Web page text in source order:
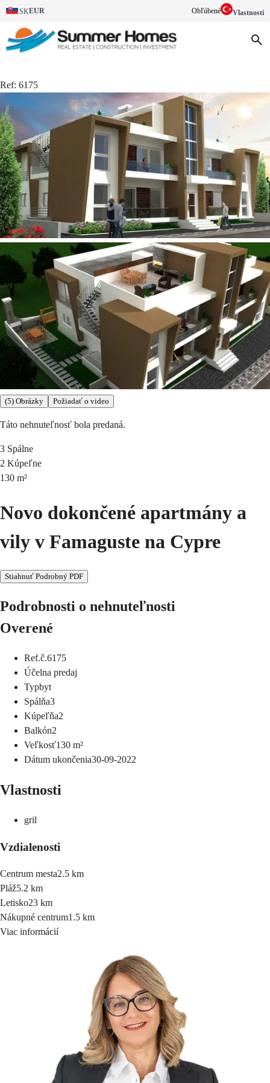
SKEUR Obľúbené Vlastnosti
Ref: 6175
(5) Obrázky Požiadať o video
Táto nehnuteľnosť bola predaná.
3 Spálne
2 Kúpeľne
130 m²
Novo dokončené apartmány a
vily v Famaguste na Cypre
Stiahnuť Podrobný PDF
Podrobnosti o nehnuteľnosti
Overené
Ref.č.6175
Účelna predaj
Typbyt
Spálňa3
Kúpeľňa2
Balkón2
Veľkosť130 m²
Dátum ukončenia30-09-2022
Vlastnosti
gril
Vzdialenosti
Centrum mesta2.5 km
Pláž5.2 km
Letisko23 km
Nákupné centrum1.5 km
Viac informácií